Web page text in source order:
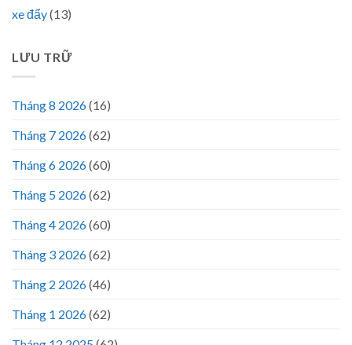
xe đẩy(13)
LƯU TRỮ
Tháng 8 2026(16)
Tháng 7 2026(62)
Tháng 6 2026(60)
Tháng 5 2026(62)
Tháng 4 2026(60)
Tháng 3 2026(62)
Tháng 2 2026(46)
Tháng 1 2026(62)